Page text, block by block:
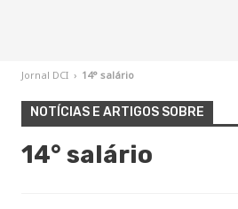
Jornal DCI › 14° salário
NOTÍCIAS E ARTIGOS SOBRE
14° salário